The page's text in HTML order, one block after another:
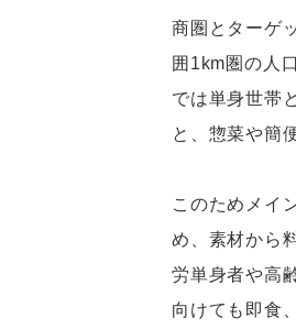
商圏とターゲ
囲1km圏の人
では単身世帯
と、惣菜や簡
このためメイ
め、素材から
労単身者や高
向けても即食